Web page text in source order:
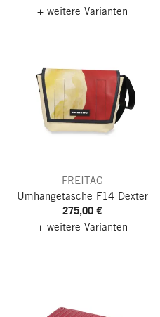
+ weitere Varianten
FREITAG
Umhängetasche F14 Dexter
275,00 €
+ weitere Varianten